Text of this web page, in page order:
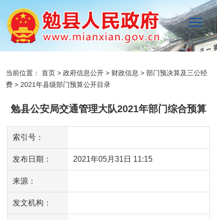
当前位置： 首页 > 政府信息公开 > 财政信息 > 部门预决算及三公经
费 > 2021年县级部门预算公开目录
勉县公安局交通管理大队2021年部门综合预算
索引号：
发布日期： 2021年05月31日 11:15
来源：
发文机构：